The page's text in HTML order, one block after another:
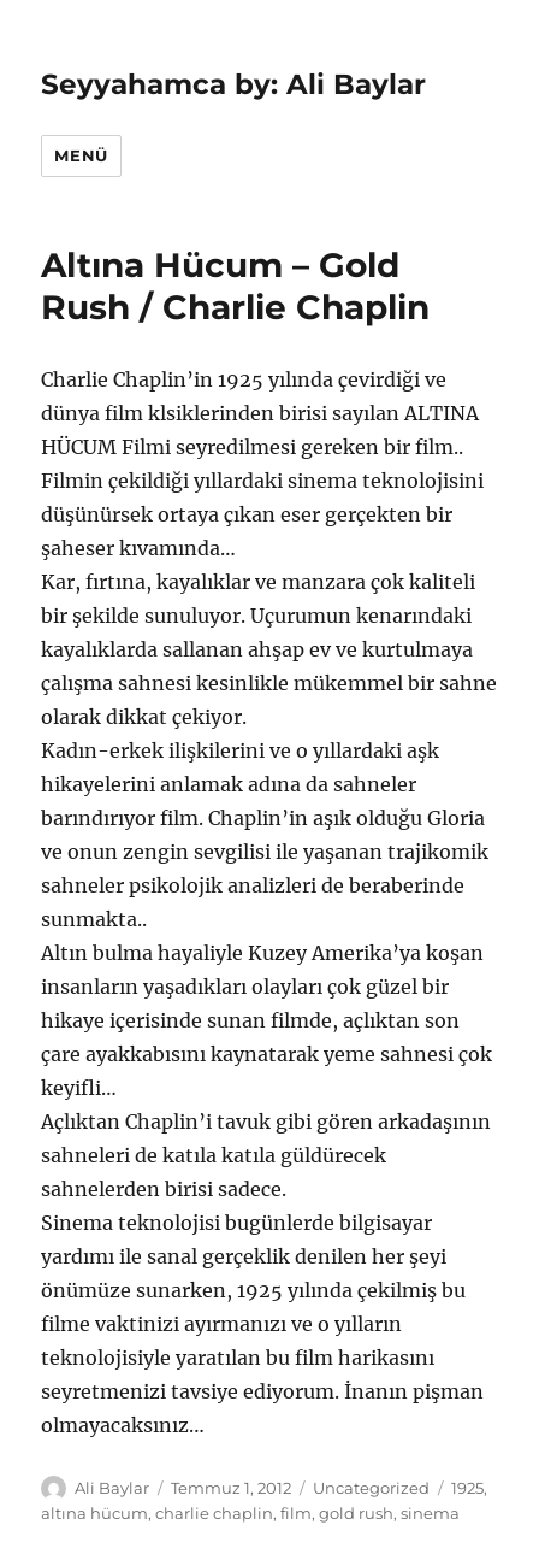
Seyyahamca by: Ali Baylar
MENÜ
Altına Hücum – Gold
Rush / Charlie Chaplin
Charlie Chaplin’in 1925 yılında çevirdiği ve
dünya film klsiklerinden birisi sayılan ALTINA
HÜCUM Filmi seyredilmesi gereken bir film..
Filmin çekildiği yıllardaki sinema teknolojisini
düşünürsek ortaya çıkan eser gerçekten bir
şaheser kıvamında…
Kar, fırtına, kayalıklar ve manzara çok kaliteli
bir şekilde sunuluyor. Uçurumun kenarındaki
kayalıklarda sallanan ahşap ev ve kurtulmaya
çalışma sahnesi kesinlikle mükemmel bir sahne
olarak dikkat çekiyor.
Kadın-erkek ilişkilerini ve o yıllardaki aşk
hikayelerini anlamak adına da sahneler
barındırıyor film. Chaplin’in aşık olduğu Gloria
ve onun zengin sevgilisi ile yaşanan trajikomik
sahneler psikolojik analizleri de beraberinde
sunmakta..
Altın bulma hayaliyle Kuzey Amerika’ya koşan
insanların yaşadıkları olayları çok güzel bir
hikaye içerisinde sunan filmde, açlıktan son
çare ayakkabısını kaynatarak yeme sahnesi çok
keyifli…
Açlıktan Chaplin’i tavuk gibi gören arkadaşının
sahneleri de katıla katıla güldürecek
sahnelerden birisi sadece.
Sinema teknolojisi bugünlerde bilgisayar
yardımı ile sanal gerçeklik denilen her şeyi
önümüze sunarken, 1925 yılında çekilmiş bu
filme vaktinizi ayırmanızı ve o yılların
teknolojisiyle yaratılan bu film harikasını
seyretmenizi tavsiye ediyorum. İnanın pişman
olmayacaksınız…
Yazar
Ali Baylar
Yayın
tarihi
Temmuz 1, 2012 Kategoriler
Uncategorized Etiketler
1925,
altına hücum,charlie chaplin,film,gold rush,sinema